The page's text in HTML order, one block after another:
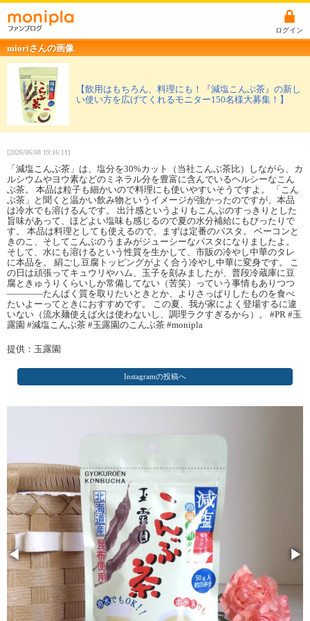
ログイン
mioriさんの画像
【飲用はもちろん、料理にも！『減塩こんぶ茶』の新し
い使い方を広げてくれるモニター150名様大募集！】
[2026/06/08 19:16:11]
「減塩こんぶ茶」は、塩分を30%カット（当社こんぶ茶比）しながら、カ
ルシウムやヨウ素などのミネラル分を豊富に含んでいるヘルシーなこん
ぶ茶。 本品は粒子も細かいので料理にも使いやすいそうですよ。 「こん
ぶ茶」と聞くと温かい飲み物というイメージが強かったのですが、本品
は冷水でも溶けるんです。 出汁感というよりもこんぶのすっきりとした
旨味があって、ほどよい塩味も感じるので夏の水分補給にもぴったりで
す。 本品は料理としても使えるので、まずは定番のパスタ。 ベーコンと
きのこ、そしてこんぶのうまみがジューシーなパスタになりましたよ。
そして、水にも溶けるという性質を生かして、市販の冷やし中華のタレ
に本品を。 絹ごし豆腐トッピングがよく合う冷やし中華に変身です。 こ
の日は頑張ってキュウリやハム、玉子を刻みましたが、普段冷蔵庫に豆
腐ときゅうりくらいしか常備してない（苦笑）っていう事情もありつつ
――――たんぱく質を取りたいときとか、よりさっぱりしたものを食べ
たいよーってときにおすすめです。 この夏、我が家によく登場するに違
いない（流水麺使えば火は使わないし、調理ラクすぎるから）。 #PR #玉
露園 #減塩こんぶ茶 #玉露園のこんぶ茶 #monipla
提供：玉露園
Instagramの投稿へ
◀ ▶